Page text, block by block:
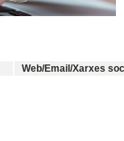
Web/Email/Xarxes